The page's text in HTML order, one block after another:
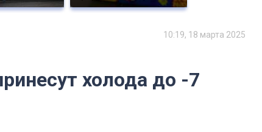
10:19, 18 марта 2025
холода до -7